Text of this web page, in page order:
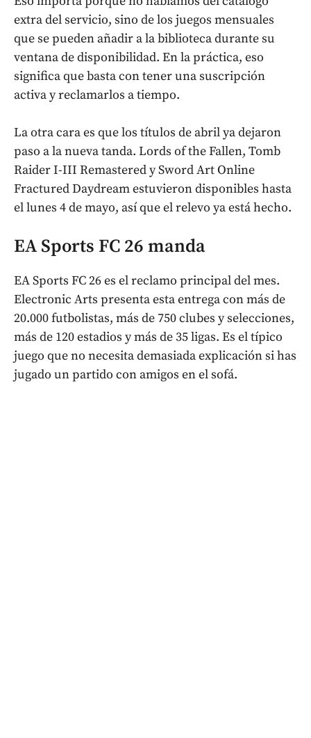
extra del servicio, sino de los juegos mensuales
que se pueden añadir a la biblioteca durante su
ventana de disponibilidad. En la práctica, eso
significa que basta con tener una suscripción
activa y reclamarlos a tiempo.
La otra cara es que los títulos de abril ya dejaron
paso a la nueva tanda. Lords of the Fallen, Tomb
Raider I-III Remastered y Sword Art Online
Fractured Daydream estuvieron disponibles hasta
el lunes 4 de mayo, así que el relevo ya está hecho.
EA Sports FC 26 manda
EA Sports FC 26 es el reclamo principal del mes.
Electronic Arts presenta esta entrega con más de
20.000 futbolistas, más de 750 clubes y selecciones,
más de 120 estadios y más de 35 ligas. Es el típico
juego que no necesita demasiada explicación si has
jugado un partido con amigos en el sofá.